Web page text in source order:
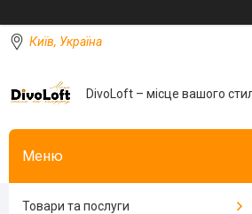
Київ, Україна
DivoLoft – місце вашого
Товари та послуги